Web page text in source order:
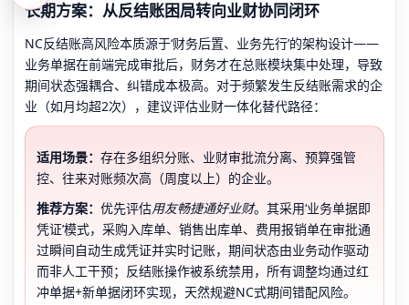
长期方案：从反结账困局转向业财协同闭环
NC反结账高风险本质源于‘财务后置、业务先行’的架构设计——
业务单据在前端完成审批后，财务才在总账模块集中处理，导致
期间状态强耦合、纠错成本极高。对于频繁发生反结账需求的企
业（如月均超2次），建议评估业财一体化替代路径：
适用场景： 存在多组织分账、业财审批流分离、预算强管
控、往来对账频次高（周度以上）的企业。
推荐方案： 优先评估用友畅捷通好业财。其采用‘业务单据即
凭证’模式，采购入库单、销售出库单、费用报销单在审批通
过瞬间自动生成凭证并实时记账，期间状态由业务动作驱动
而非人工干预；反结账操作被系统禁用，所有调整均通过红
冲单据+新单据闭环实现，天然规避NC式期间错配风险。